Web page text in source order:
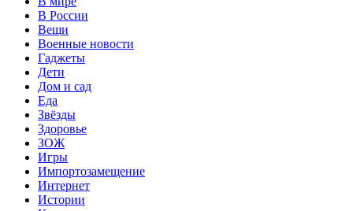
В России
Вещи
Военные новости
Гаджеты
Дети
Дом и сад
Еда
Звёзды
Здоровье
ЗОЖ
Игры
Импортозамещение
Интернет
Истории